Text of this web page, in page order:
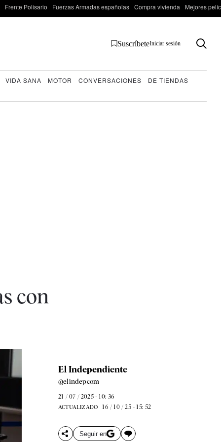
Frente Polisario Fuerzas Armadas españolas Compra vivienda Mejores
SuscríbeteIniciar sesión
VIDA SANA MOTOR CONVERSACIONES DE TIENDAS
con
El Independiente
@elindepcom
21 / 07 / 2025 - 10: 36
ACTUALIZADO 16 / 10 / 25 - 15: 52
Seguir en